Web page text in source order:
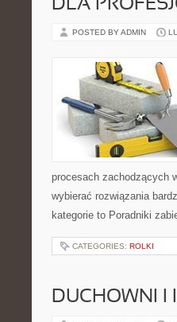
DLA
POSTED BY ADMIN
procesach zachodzących
wybierać rozwiązania
kategorie to Poradniki
CATEGORIES: ROLKI
DUCHOWNI I